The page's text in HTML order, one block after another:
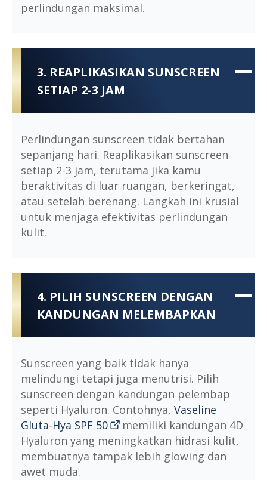
perlindungan maksimal.
3. REAPLIKASIKAN SUNSCREEN
SETIAP 2-3 JAM
Perlindungan sunscreen tidak bertahan
sepanjang hari. Reaplikasikan sunscreen
setiap 2-3 jam, terutama jika kamu
beraktivitas di luar ruangan, berkeringat,
atau setelah berenang. Langkah ini krusial
untuk menjaga efektivitas perlindungan
kulit.
4. PILIH SUNSCREEN DENGAN
KANDUNGAN MELEMBAPKAN
Sunscreen yang baik tidak hanya
melindungi tetapi juga menutrisi. Pilih
sunscreen dengan kandungan pelembap
seperti Hyaluron. Contohnya, Vaseline
Gluta-Hya SPF 50
memiliki kandungan 4D
Hyaluron yang meningkatkan hidrasi kulit,
membuatnya tampak lebih glowing dan
awet muda.